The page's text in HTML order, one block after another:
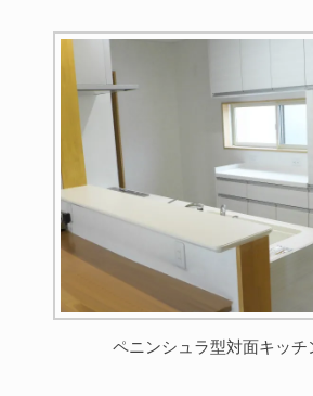
ペニンシュラ型対面キッチ